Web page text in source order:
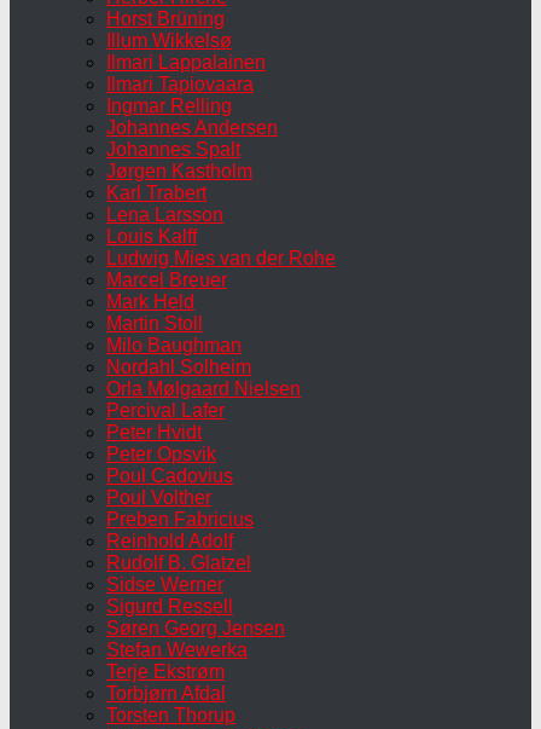
Horst Brüning
Illum Wikkelsø
Ilmari Lappalainen
Ilmari Tapiovaara
Ingmar Relling
Johannes Andersen
Johannes Spalt
Jørgen Kastholm
Karl Trabert
Lena Larsson
Louis Kalff
Ludwig Mies van der Rohe
Marcel Breuer
Mark Held
Martin Stoll
Milo Baughman
Nordahl Solheim
Orla Mølgaard Nielsen
Percival Lafer
Peter Hvidt
Peter Opsvik
Poul Cadovius
Poul Volther
Preben Fabricius
Reinhold Adolf
Rudolf B. Glatzel
Sidse Werner
Sigurd Ressell
Søren Georg Jensen
Stefan Wewerka
Terje Ekstrøm
Torbjørn Afdal
Torsten Thorup